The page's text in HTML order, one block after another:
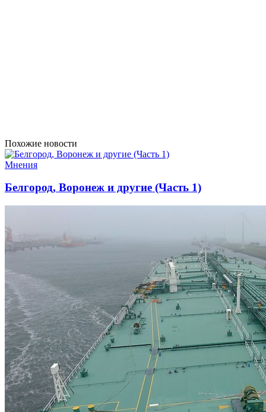
Похожие новости
Мнения
Белгород, Воронеж и другие (Часть 1)